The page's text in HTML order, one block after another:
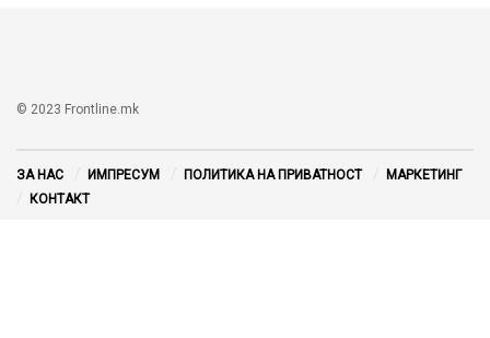
© 2023 Frontline.mk
ЗА НАС ИМПРЕСУМ ПОЛИТИКА НА ПРИВАТНОСТ
МАРКЕТИНГ
КОНТАКТ